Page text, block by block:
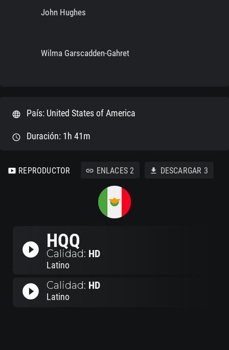
John Hughes
Wilma Garscadden-Gahret
language País: United States of America
schedule Duración: 1h 41m
smart_display REPRODUCTOR link ENLACES 2 download DESCARGAR 3
play_circle_filled HQQ
Calidad: HD
Latino
play_circle_filled Calidad: HD
Latino